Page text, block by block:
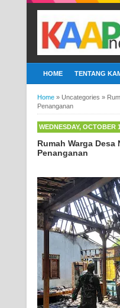
HOME TENTANG
Home » Uncategories »
Penanganan
WEDNESDAY, OCTOBER
Rumah Warga
Penanganan